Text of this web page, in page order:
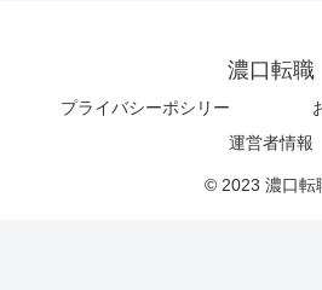
濃口転職
プライバシーポシリー
運営者情報
© 2023 濃口転